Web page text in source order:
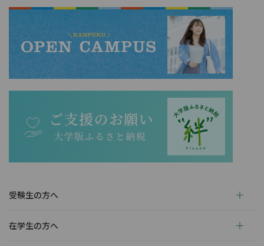
受験生の方へ
在学生の方へ